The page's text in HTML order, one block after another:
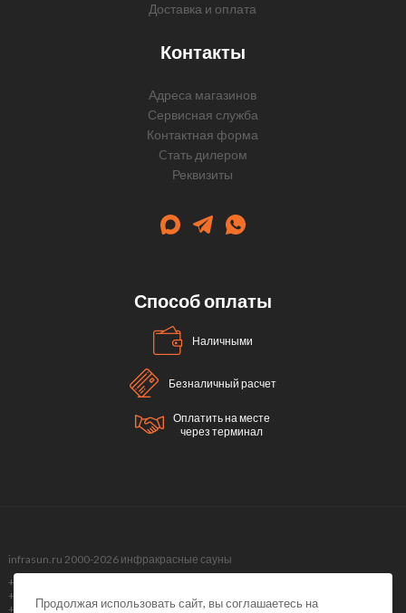
Доставка и оплата
Контакты
Адреса магазинов
Сервисная служба
Контактная форма
Cтать дилером
Реквизиты
Способ оплаты
Наличными
Безналичный расчет
Оплатить на месте
через терминал
infrasun.ru 2000-2026 инфракрасные сауны
+7 (499) 495-40-51,
+7 (499) 288-09-98 ,
+7 (495) 374-51-40
Продолжая использовать сайт, вы соглашаетесь на